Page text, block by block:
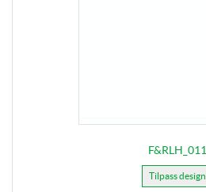
F&RLH_011
Tilpass design